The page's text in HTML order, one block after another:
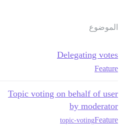
الموضوع
Delegating votes
Feature
Topic voting on behalf of user
by moderator
Feature
topic-voting